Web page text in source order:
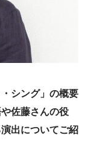
シング」の概要
佐藤さんの役
出についてご紹